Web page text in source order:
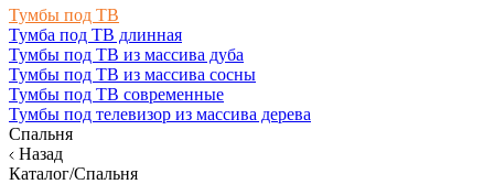
Тумбы под ТВ
Тумба под ТВ длинная
Тумбы под ТВ из массива дуба
Тумбы под ТВ из массива сосны
Тумбы под ТВ современные
Тумбы под телевизор из массива дерева
Спальня
Назад
Каталог/Спальня